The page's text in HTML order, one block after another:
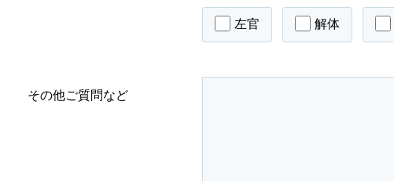
左官 解体
その他ご質問など